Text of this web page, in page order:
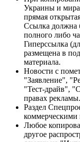
Украины и
прямая
Ссылка должна
полного либо
Гиперссылка
размещена в
материала.
Новости с
"Заявление",
"Тест-драйв",
правах рекламы.
Раздел
коммерческими
Любое
другое